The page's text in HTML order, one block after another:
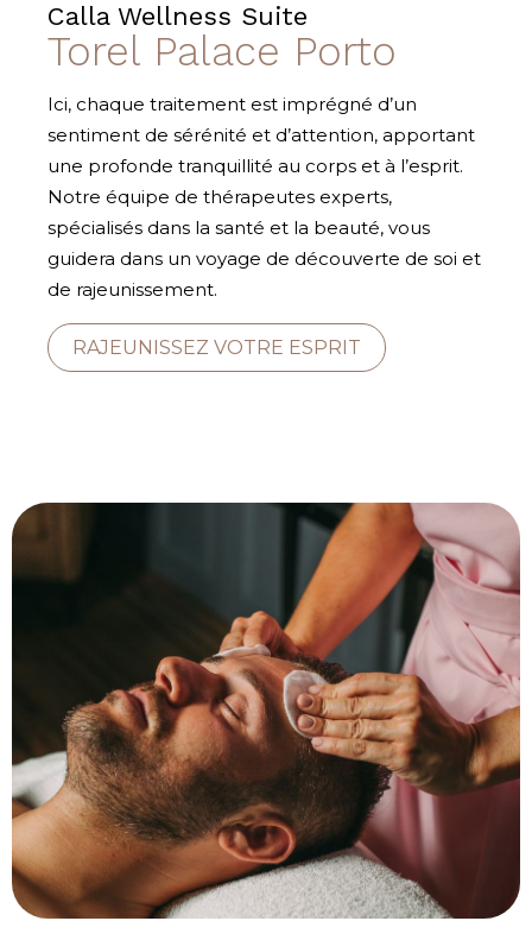
Calla Wellness Suite
Torel Palace Porto
Ici, chaque traitement est imprégné d’un
sentiment de sérénité et d’attention, apportant
une profonde tranquillité au corps et à l’esprit.
Notre équipe de thérapeutes experts,
spécialisés dans la santé et la beauté, vous
guidera dans un voyage de découverte de soi et
de rajeunissement.
RAJEUNISSEZ VOTRE ESPRIT